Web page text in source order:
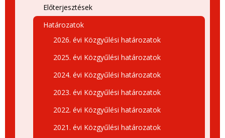
Előterjesztések
Határozatok
2026. évi Közgyűlési határozatok
2025. évi Közgyűlési határozatok
2024. évi Közgyűlési határozatok
2023. évi Közgyűlési határozatok
2022. évi Közgyűlési határozatok
2021. évi Közgyűlési határozatok